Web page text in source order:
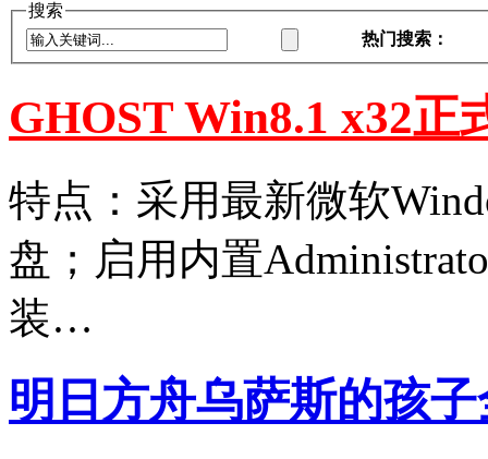
搜索
热门搜索：
GHOST Win8.1 x32正
特点：采用最新微软
盘；启用内置
装…
明日方舟乌萨斯的孩